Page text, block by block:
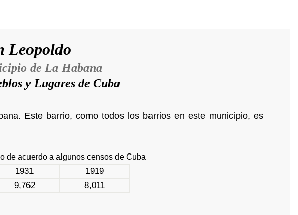
Leopoldo
de La Habana
y Lugares de Cuba
Este barrio, como todos los barrios en este municipio, es
de acuerdo a algunos censos de Cuba
1931
1919
9,762 8,011